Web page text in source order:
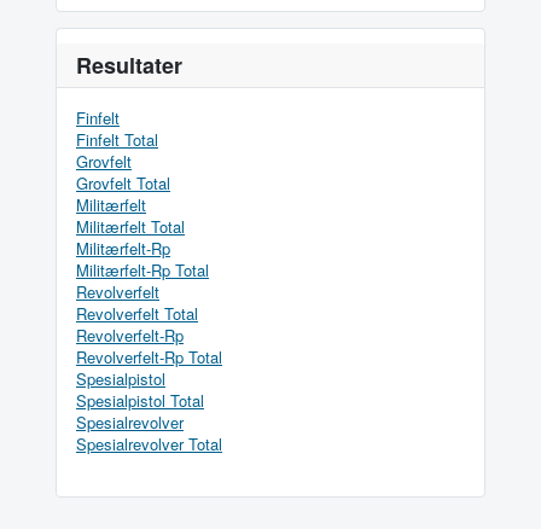
Resultater
Finfelt
Finfelt Total
Grovfelt
Grovfelt Total
Militærfelt
Militærfelt Total
Militærfelt-Rp
Militærfelt-Rp Total
Revolverfelt
Revolverfelt Total
Revolverfelt-Rp
Revolverfelt-Rp Total
Spesialpistol
Spesialpistol Total
Spesialrevolver
Spesialrevolver Total